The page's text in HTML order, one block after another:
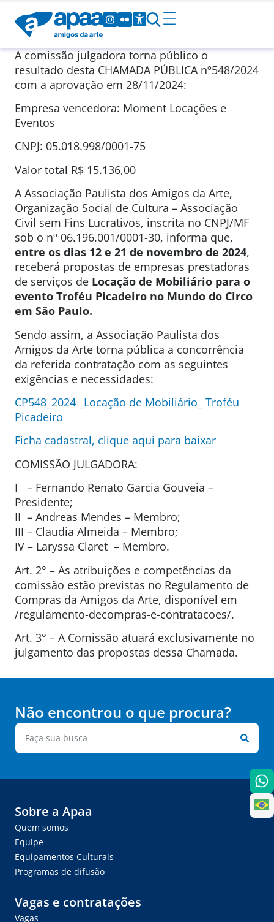
A comissão julgadora torna público o
resultado desta CHAMADA PÚBLICA nº548/2024
com a aprovação em 28/11/2024:
Empresa vencedora: Moment Locações e
Eventos
CNPJ: 05.018.998/0001-75
Valor total R$ 15.136,00
A Associação Paulista dos Amigos da Arte,
Organização Social de Cultura – Associação
Civil sem Fins Lucrativos, inscrita no CNPJ/MF
sob o nº 06.196.001/0001-30, informa que,
entre os dias 12 e 21 de novembro de 2024,
receberá propostas de empresas prestadoras
de serviços de Locação de Mobiliário para o
evento Troféu Picadeiro no Mundo do Circo
em São Paulo.
Sendo assim, a Associação Paulista dos
Amigos da Arte torna pública a concorrência
da referida contratação com as seguintes
exigências e necessidades:
CP548_2024 _Locação de Mobiliário_ Troféu
Picadeiro
Ficha cadastral, clique aqui para baixar
COMISSÃO JULGADORA:
I – Fernando Renato Garcia Gouveia –
Presidente;
II – Andreas Mendes – Membro;
III – Claudia Almeida – Membro;
IV – Laryssa Claret – Membro.
Art. 2° – As atribuições e competências da
comissão estão previstas no Regulamento de
Compras da Amigos da Arte, disponível em
/regulamento-decompras-e-contratacoes/.
Art. 3° – A Comissão atuará exclusivamente no
julgamento das propostas dessa Chamada.
Não encontrou o que procura?
Sobre a Apaa
Quem somos
Equipe
Equipamentos Culturais
Programas de difusão
Vagas e contratações
Vagas